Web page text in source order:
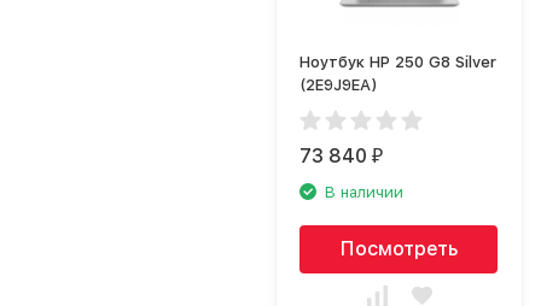
Ноутбук HP 250 G8 Silver
(2E9J9EA)
73 840₽
В наличии
Посмотреть